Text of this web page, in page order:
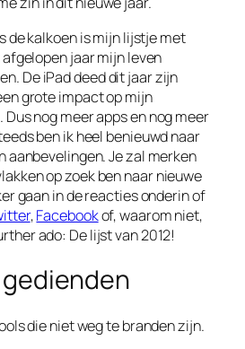
de kalkoen is mijn lijstje met
jaar mijn leven
De iPad deed dit jaar zijn
grote impact op mijn
Dus nog meer apps en nog meer
ben ik heel benieuwd naar
aanbevelingen. Je zal merken
op zoek ben naar nieuwe
gaan in de reacties onderin of
,Facebookof, waarom niet,
ado: De lijst van 2012!
die niet weg te branden zijn.